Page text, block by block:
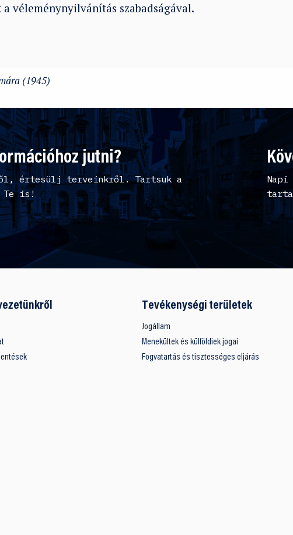
véleménynyilvánítás szabadságával.
(1945)
jutni?
értesülj terveinkről. Tartsuk a
Te is!
Tevékenységi területek
Jogállam
Menekültek és külföldiek jogai
Fogvatartás és tisztességes eljárás